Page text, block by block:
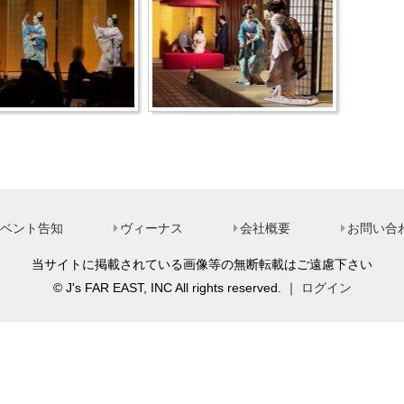
ント告知 ヴィーナス 会社概要 お問い合
当サイトに掲載されている画像等の無断転載はご遠慮下さい
© J's FAR EAST, INC All rights reserved. ｜
ログイン